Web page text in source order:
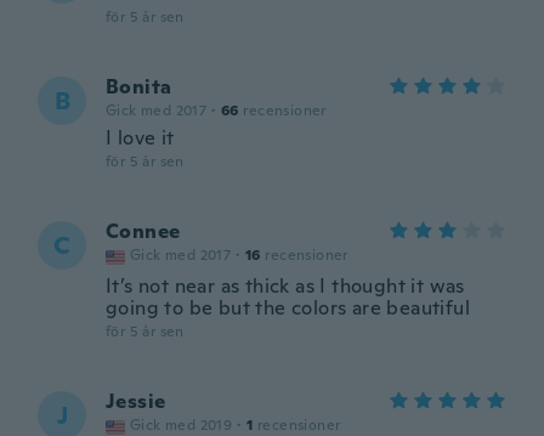
för 5 år sen
B Bonita
Gick med 2017 · 66 recensioner
I love it
för 5 år sen
C Connee
Gick med 2017 · 16 recensioner
It’s not near as thick as I thought it was
going to be but the colors are beautiful
för 5 år sen
J Jessie
Gick med 2019 · 1 recensioner